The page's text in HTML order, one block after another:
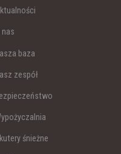
nas
baza
zespół
śnieżne